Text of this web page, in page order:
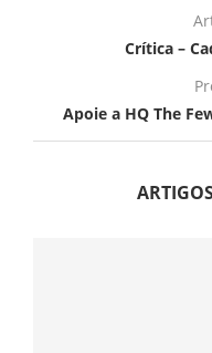
Crítica –
Apoie a HQ The